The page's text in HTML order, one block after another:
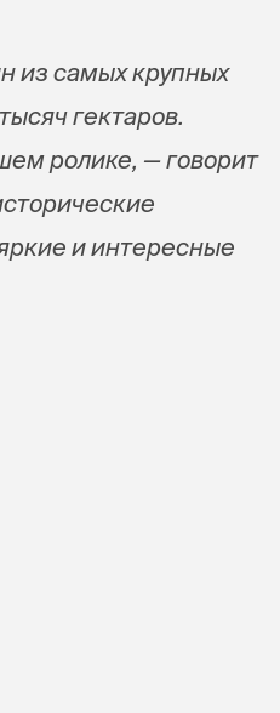
из самых крупных
гектаров.
ролике, — говорит
и интересные